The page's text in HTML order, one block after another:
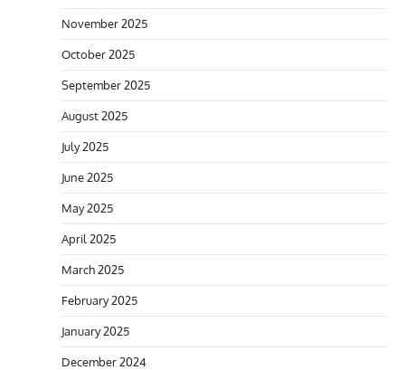
November 2025
October 2025
September 2025
August 2025
July 2025
June 2025
May 2025
April 2025
March 2025
February 2025
January 2025
December 2024